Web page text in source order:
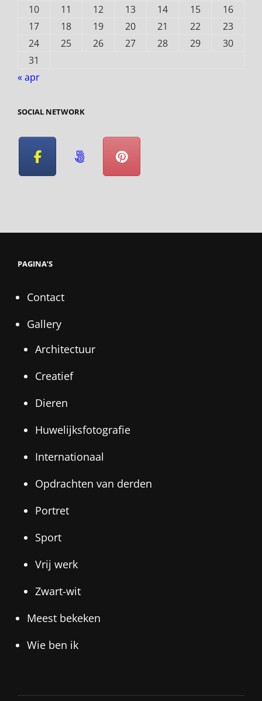
10
11 12 13 14 15
16
17
18 19 20 21 22
23
24
25 26 27 28 29
30
31
« apr
SOCIAL NETWORK
PAGINA’S
Contact
Gallery
Architectuur
Creatief
Dieren
Huwelijksfotografie
Internationaal
Opdrachten van derden
Portret
Sport
Vrij werk
Zwart-wit
Meest bekeken
Wie ben ik